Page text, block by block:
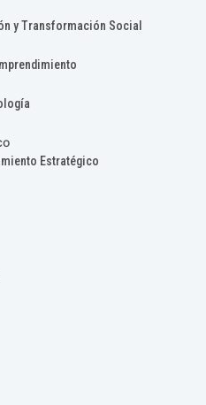
y Transformación Social
Estratégico